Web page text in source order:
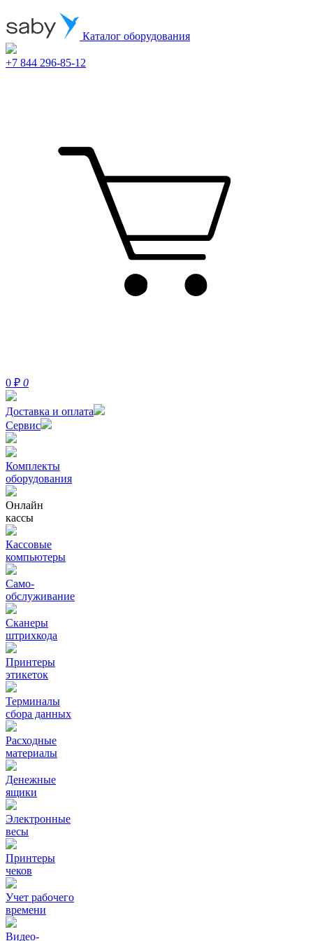
Каталог оборудования
+7 844 296-85-12
0 ₽ 0
Доставка и оплата
Сервис
Комплекты
оборудования
Онлайн
кассы
Кассовые
компьютеры
Само-
обслуживание
Сканеры
штрихкода
Принтеры
этикеток
Терминалы
сбора данных
Расходные
материалы
Денежные
ящики
Электронные
весы
Принтеры
чеков
Учет рабочего
времени
Видео‑